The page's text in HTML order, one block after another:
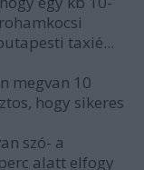
taxié...
megvan 10
hogy sikeres
szó- a
alatt elfogy